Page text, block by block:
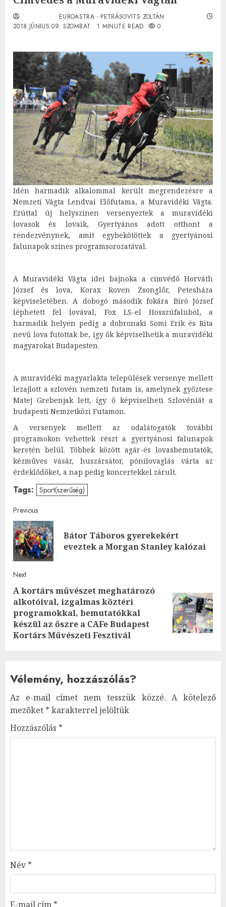
EUROASTRA - PETRÁSOVITS ZOLTÁN
2018.JÚNIUS.09. SZOMBAT.
1 MINUTE READ 0
Idén harmadik alkalommal került megrendezésre a
Nemzeti Vágta Lendvai Előfutama, a Muravidéki Vágta.
Ezúttal új helyszínen versenyeztek a muravidéki
lovasok és lovaik, Gyertyános adott otthont a
rendezvénynek, amit egybekötöttek a gyertyánosi
falunapok színes programsorozatával.
A Muravidéki Vágta idei bajnoka a címvédő Horváth
József és lova, Korax Roven Zsonglőr, Petesháza
képviseletében. A dobogó második fokára Bíró József
léphetett fel lovával, Fox LS-el Hosszúfaluból, a
harmadik helyen pedig a dobronaki Somi Erik és Rita
nevű lova futottak be, így ők képviselhetik a muravidéki
magyarokat Budapesten.
A muravidéki magyarlakta települések versenye mellett
lezajlott a szlovén nemzeti futam is, amelynek győztese
Matej Grebenjak lett, így ő képviselheti Szlovéniát a
budapesti Nemzetközi Futamon.
A versenyek mellett az odalátogatók további
programokon vehettek részt a gyertyánosi falunapok
keretén belül. Többek között agár-és lovasbemutatók,
kézműves vásár, huszársátor, pónilovaglás várta az
érdeklődőket, a nap pedig koncertekkel zárult.
Tags: Sport(szerűség)
Post
navigation
Previous
Bátor Táboros gyerekekért
eveztek a Morgan Stanley kalózai
Next
Next
post:
A kortárs művészet meghatározó
alkotóival, izgalmas köztéri
programokkal, bemutatókkal
készül az őszre a CAFe Budapest
Kortárs Művészeti Fesztivál
Vélemény, hozzászólás?
Az e-mail címet nem tesszük közzé. A kötelező
mezőket * karakterrel jelöltük
Hozzászólás *
Név*
E-mail cím *